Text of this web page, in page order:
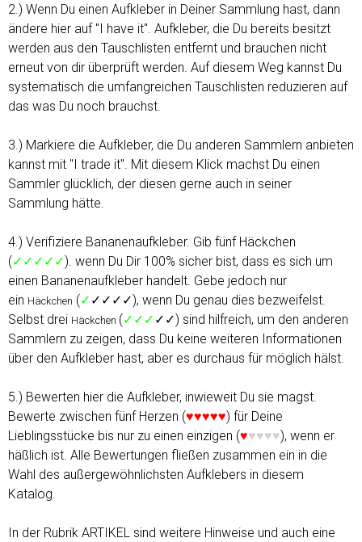
2.) Wenn Du einen Aufkleber in Deiner Sammlung hast, dann
ändere hier auf "I have it". Aufkleber, die Du bereits besitzt
werden aus den Tauschlisten entfernt und brauchen nicht
erneut von dir überprüft werden. Auf diesem Weg kannst Du
systematisch die umfangreichen Tauschlisten reduzieren auf
das was Du noch brauchst.
3.) Markiere die Aufkleber, die Du anderen Sammlern anbieten
kannst mit "I trade it". Mit diesem Klick machst Du einen
Sammler glücklich, der diesen gerne auch in seiner
Sammlung hätte.
4.) Verifiziere Bananenaufkleber. Gib fünf Häckchen
(✓✓✓✓✓). wenn Du Dir 100% sicher bist, dass es sich um
einen Bananenaufkleber handelt. Gebe jedoch nur
ein Häckchen (✓ ✓✓✓✓), wenn Du genau dies bezweifelst.
Selbst drei Häckchen (✓✓✓ ✓✓) sind hilfreich, um den anderen
Sammlern zu zeigen, dass Du keine weiteren Informationen
über den Aufkleber hast, aber es durchaus für möglich hälst.
5.) Bewerten hier die Aufkleber, inwieweit Du sie magst.
Bewerte zwischen fünf Herzen (♥♥♥♥♥) für Deine
Lieblingsstücke bis nur zu einen einzigen (♥♥♥♥♥), wenn er
häßlich ist. Alle Bewertungen fließen zusammen ein in die
Wahl des außergewöhnlichsten Aufklebers in diesem
Katalog.
In der Rubrik ARTIKEL sind weitere Hinweise und auch eine